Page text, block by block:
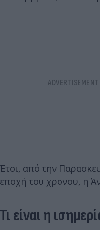
Έτσι, από την
εποχή του χρόνου, η
Τι είναι η